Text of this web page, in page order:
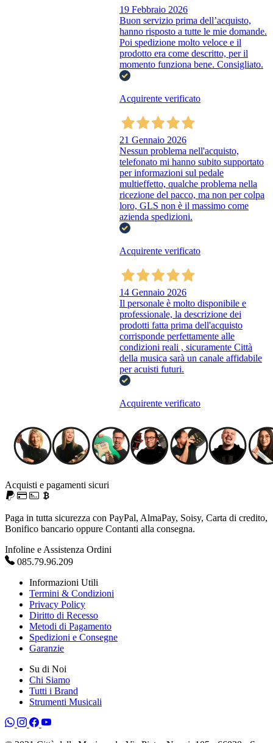
19 Febbraio 2026
Buon servizio prima dell’acquisto,
hanno risposto a tutte le mie domande.
Poi spedizione molto veloce e il
prodotto era come descritto, per il
momento funziona bene. Consigliato.
Acquirente verificato
21 Gennaio 2026
Nessun problema nell'acquisto,
telefonato mi hanno subito supportato
per informazioni sul pedale
multieffetto, qualche problema nella
ricezione del pacco, ma non per colpa
loro, GLS non è il massimo come
azienda spedizioni.
Acquirente verificato
14 Gennaio 2026
Il personale è molto disponibile e
professionale, la descrizione dei
prodotti fatta prima dell'acquisto
corrisponde perfettamente alle
condizioni reali , sicuramente Città
della musica sarà un canale affidabile
per acuisti futuri.
Acquirente verificato
Acquisti e pagamenti sicuri
Paga in tutta sicurezza con PayPal, AlmaPay, Soisy, Carta di credito,
Bonifico bancario oppure Contanti alla consegna.
Infoline e Assistenza Ordini
085.79.96.209
Informazioni Utili
Termini & Condizioni
Privacy Policy
Diritto di Recesso
Metodi di Pagamento
Spedizioni e Consegne
Garanzie
Su di Noi
Chi Siamo
Tutti i Brand
Strumenti Musicali